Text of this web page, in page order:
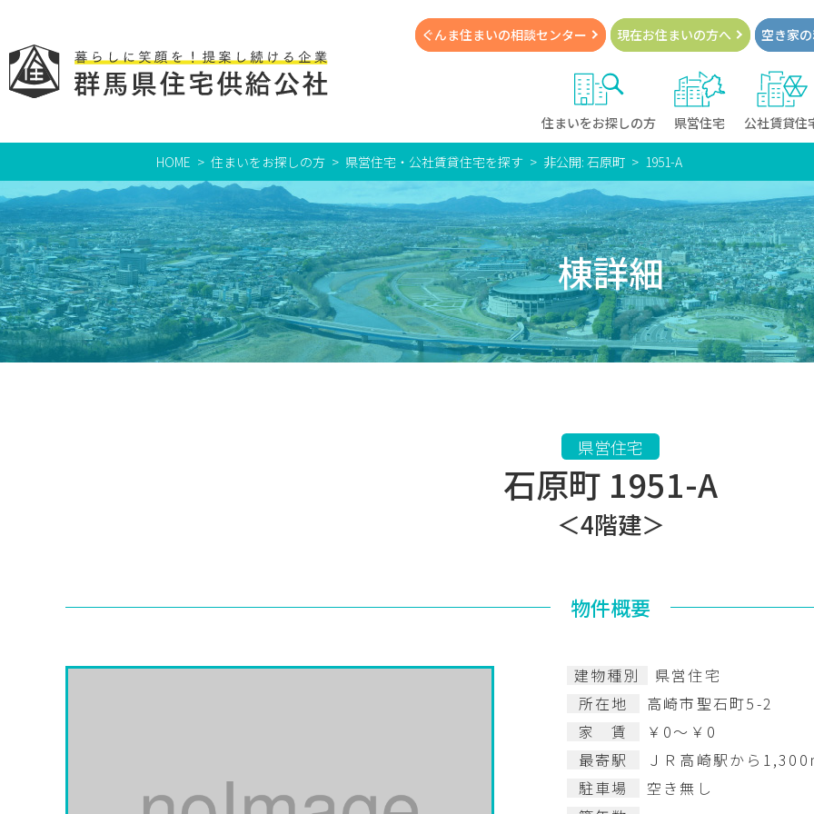
住まいをお探しの方 県営住宅 公社賃貸住
ぐんま住まいの相談センター 現在お住まいの方へ 空き家の
HOME 住まいをお探しの方 県営住宅・公社賃貸住宅を探す 非公開: 石原町 1951-A
棟詳細
県営住宅
石原町 1951-A
＜4階建＞
物件概要
建物種別
県営住宅
所在地
高崎市聖石町5-2
家 賃
￥0～￥0
最寄駅
ＪＲ高崎駅から
駐車場
空き無し